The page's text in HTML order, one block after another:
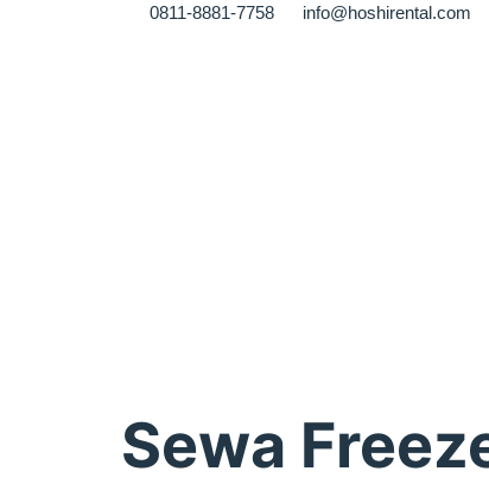
0811-8881-7758 info@hoshirental.com
Sewa